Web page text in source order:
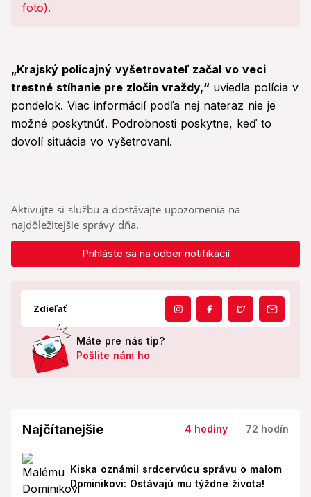
„Krajský policajný vyšetrovateľ začal vo veci
trestné stíhanie pre zločin vraždy,“ uviedla polícia v
pondelok. Viac informácií podľa nej nateraz nie je
možné poskytnúť. Podrobnosti poskytne, keď to
dovolí situácia vo vyšetrovaní.
Aktivujte si službu a dostávajte upozornenia na
najdôležitejšie správy dňa.
Prihláste sa na odber notifikácií
Zdieľať
Máte pre nás tip?
Pošlite nám ho
Najčítanejšie 4 hodiny 72 hodín
Kiska oznámil srdcervúcu správu o malom
Dominikovi: Ostávajú mu týždne života!